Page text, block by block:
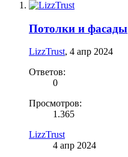
Потолки и фасады
LizzTrust, 4 апр 2024
Ответов:
0
Просмотров:
1.365
LizzTrust
4 апр 2024